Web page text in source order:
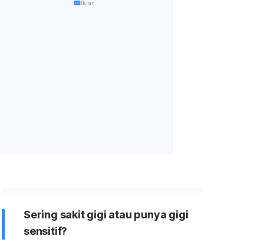
Iklan
Sering sakit gigi atau punya gigi
sensitif?